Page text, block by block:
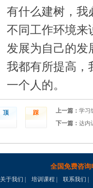
有什么建树，
不同工作环境来
发展为自己的发
我都有所提高，
一个人的。
顶 踩 上一篇： 学习
下一篇： 达内
全国免费咨询
关于我们 培训课程 联系我们